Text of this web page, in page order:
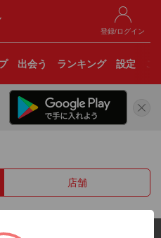
登録/ログイン
出会う ランキング 設定
店舗
Inc.